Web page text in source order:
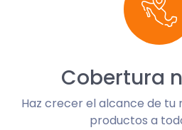
Cobertura
Haz crecer el alcance de tu
productos a